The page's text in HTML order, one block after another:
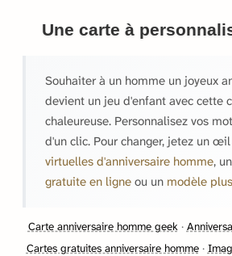
Une carte à
Souhaiter à un homme un joyeux
devient un jeu d'enfant avec cette
chaleureuse. Personnalisez vos
d'un clic. Pour changer, jetez un
virtuelles d'anniversaire homme,
gratuite en ligne ou un modèle
Carte anniversaire homme geek·
Cartes gratuites anniversaire homme·